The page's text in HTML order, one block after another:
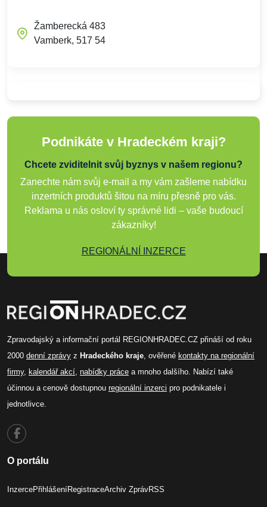
Žamberecká 483
Vamberk, 517 54
Podnikáte v Hradeckém kraji?
Chcete zviditelnit svůj byznys v našem regionu?
Zanechte nám svůj e-mail a my vám zašleme nabídku
inzertních produktů šitou na míru přesně pro vás.
Reklama u nás osloví ty správné lidi – vaše budoucí
zákazníky!
REGIONÁLNÍ INZERCE
Zpravodajský a informační portál REGIONHRADEC.CZ přináší od roku
2000 denní zprávy z Hradeckého kraje, ověřené kontakty na regionální
firmy, kalendář akcí, nabídky práce a mnoho dalšího. Nabízí také
účinnou a cenově dostupnou regionální inzerci pro podnikatele i
jednotlivce.
O portálu
InzercePřihlášeníRegistraceArchiv ZprávRSS